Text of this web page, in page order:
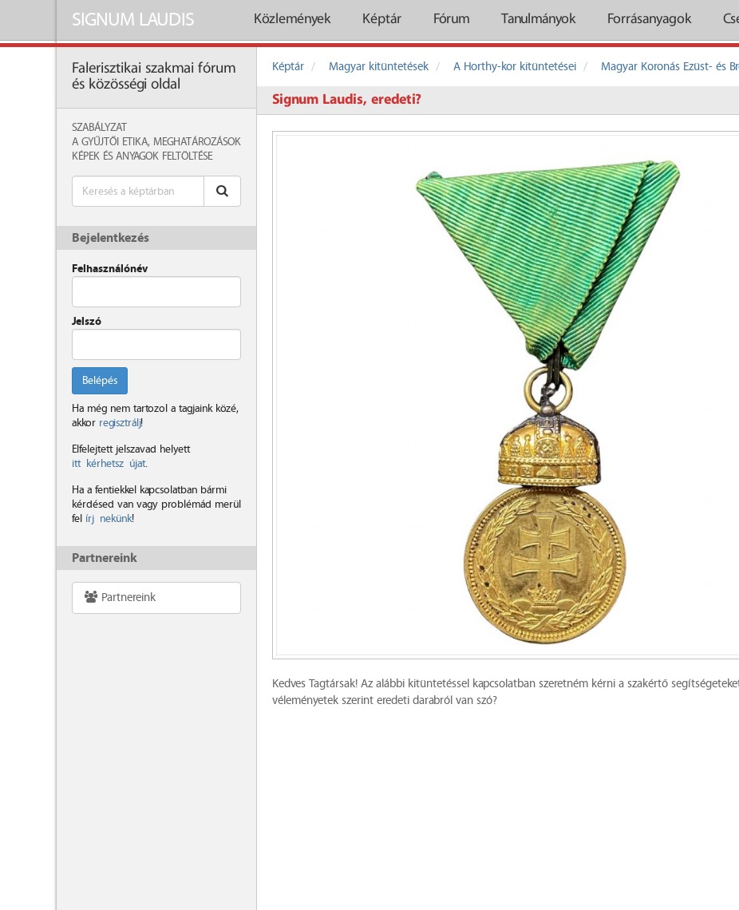
SIGNUM LAUDIS Közlemények Képtár Fórum Tanulmányok Forrásanyagok
Falerisztikai szakmai fórum
és közösségi oldal
SZABÁLYZAT
A GYŰJTŐI ETIKA, MEGHATÁROZÁSOK
KÉPEK ÉS ANYAGOK FELTÖLTÉSE
Bejelentkezés
Felhasználónév
Jelszó
Belépés
Ha még nem tartozol a tagjaink közé,
akkor regisztrálj!
Elfelejtett jelszavad helyett
itt kérhetsz újat.
Ha a fentiekkel kapcsolatban bármi
kérdésed van vagy problémád merül
fel írj nekünk!
Partnereink
Partnereink
Képtár Magyar kitüntetések A Horthy-kor kitüntetései Magyar Koronás Ezüst- és
Signum Laudis, eredeti?
Kedves Tagtársak! Az alábbi kitüntetéssel kapcsolatban szeretném kérni a szakértő
véleményetek szerint eredeti darabról van szó?